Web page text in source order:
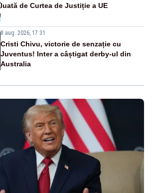
luată de Curtea de Justiție a UE
8 aug. 2026, 17:31
Cristi Chivu, victorie de senzație cu
Juventus! Inter a câștigat derby-ul din
Australia